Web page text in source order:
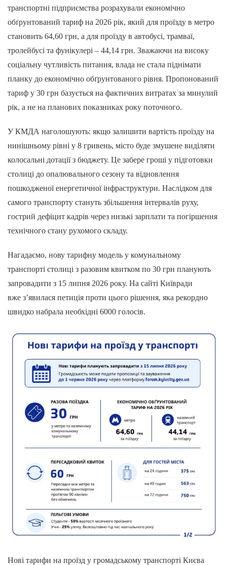
транспортні підприємства розрахували економічно
обґрунтований тариф на 2026 рік, який для проїзду в метро
становить 64,60 грн, а для проїзду в автобусі, трамваї,
тролейбусі та фунікулері – 44,14 грн. Зважаючи на високу
соціальну чутливість питання, влада не стала піднімати
планку до економічно обґрунтованого рівня. Пропонований
тариф у 30 грн базується на фактичних витратах за минулий
рік, а не на планових показниках року поточного.
У КМДА наголошують: якщо залишити вартість проїзду на
нинішньому рівні у 8 гривень, місто буде змушене виділяти
колосальні дотації з бюджету. Це забере гроші у підготовки
столиці до опалювального сезону та відновлення
пошкодженої енергетичної інфраструктури. Наслідком для
самого транспорту стануть збільшення інтервалів руху,
гострий дефіцит кадрів через низькі зарплати та погіршення
технічного стану рухомого складу.
Нагадаємо, нову тарифну модель у комунальному
транспорті столиці з разовим квитком по 30 грн планують
запровадити з 15 липня 2026 року. На сайті Київради
вже з’явилася петиція проти цього рішення, яка рекордно
швидко набрала необхідні 6000 голосів.
Нові тарифи на проїзд у громадському транспорті Києва